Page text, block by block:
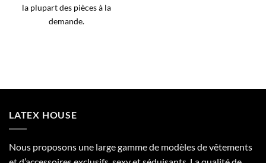
la plupart des pièces à la
demande.
LATEX HOUSE
Nous proposons une large gamme de modèles de vêtements